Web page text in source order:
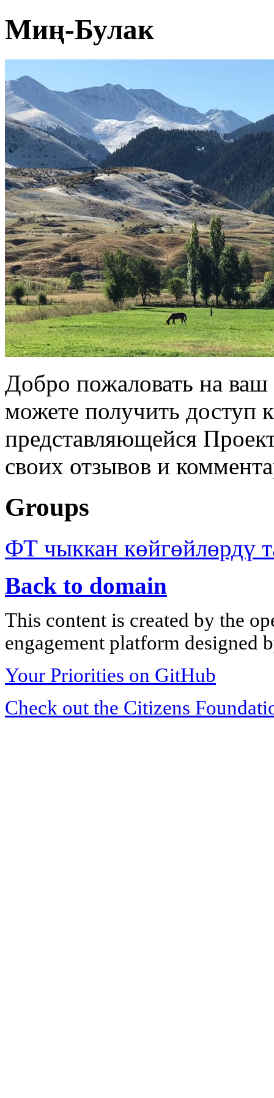
Миң-Булак
Добро пожаловать на
можете получить доступ
представляющейся
своих отзывов и
Groups
ФТ чыккан көйгөйлөрдү
Back to domain
This content is created by the
engagement platform designed
Your Priorities on GitHub
Check out the Citizens